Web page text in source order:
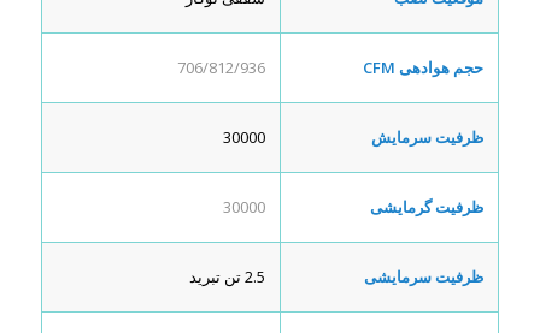
حجم هوادهی CFM
706/812/936
ظرفیت سرمایش 30000
ظرفیت گرمایشی 30000
ظرفیت سرمایشی 2.5 تن تبرید